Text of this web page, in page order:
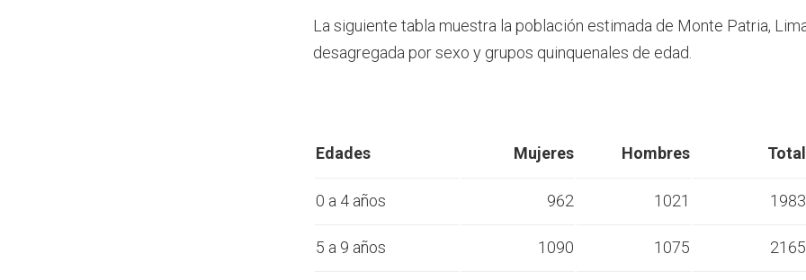
La siguiente tabla muestra la población estimada de Monte Patria,
desagregada por sexo y grupos quinquenales de edad.
Edades Mujeres Hombres Total
0 a 4 años 962 1021 1983
5 a 9 años 1090 1075 2165